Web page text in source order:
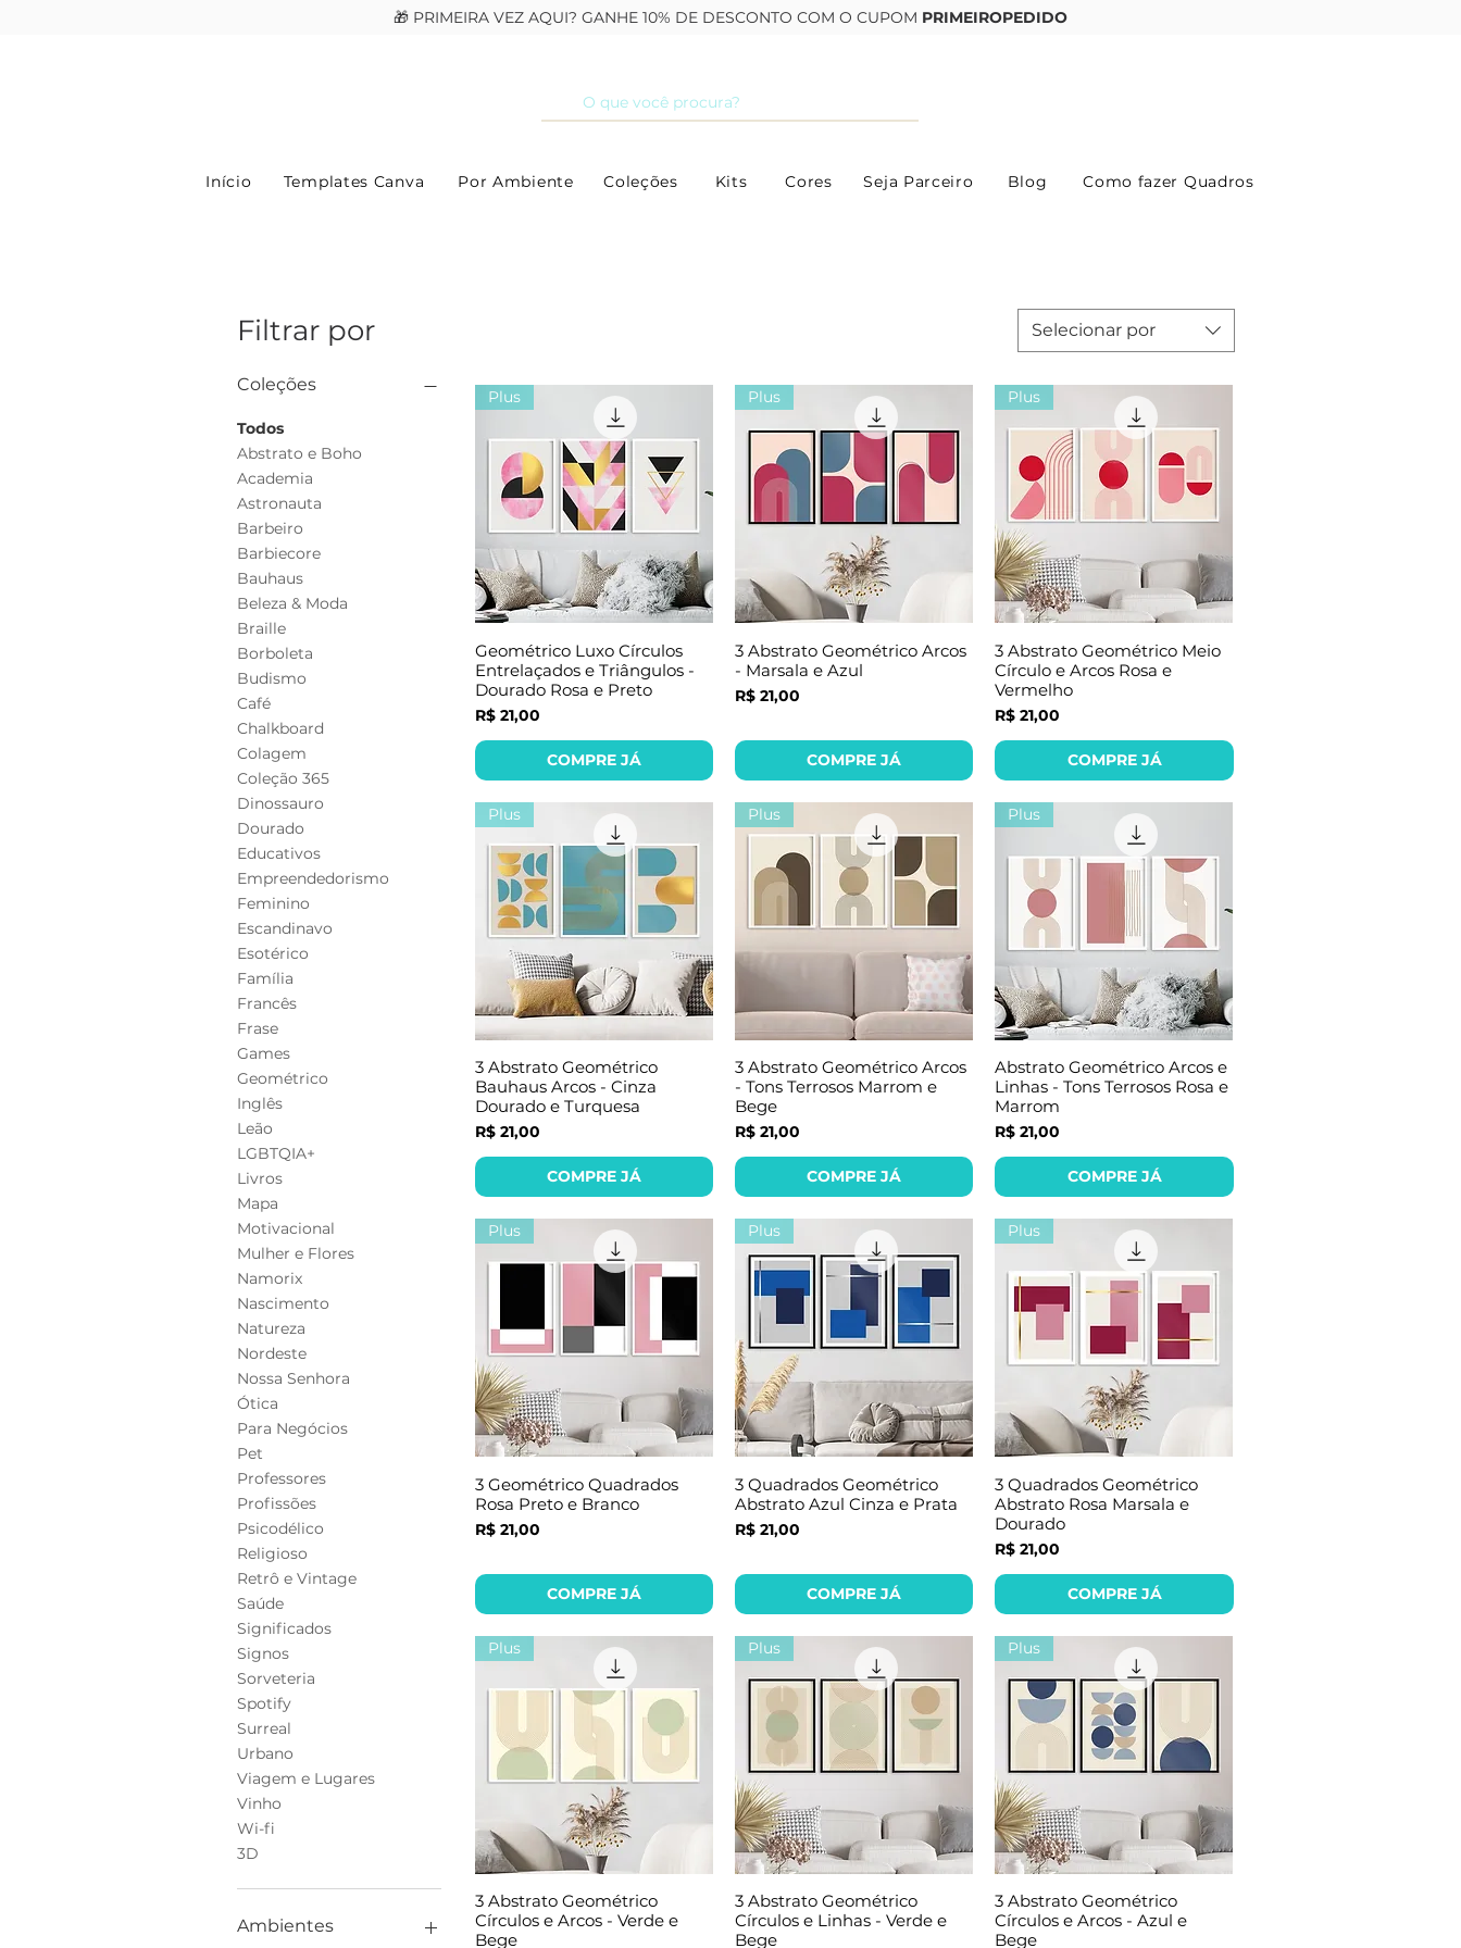
🎁 PRIMEIRA VEZ AQUI? GANHE 10% DE DESCONTO COM O CUPOM PRIMEIROPEDIDO
Início Templates Canva Por Ambiente Coleções Kits Cores Seja Parceiro Blog Como fazer Quadros
Filtrar por
Coleções
Todos
Abstrato e Boho
Academia
Astronauta
Barbeiro
Barbiecore
Bauhaus
Beleza & Moda
Braille
Borboleta
Budismo
Café
Chalkboard
Colagem
Coleção 365
Dinossauro
Dourado
Educativos
Empreendedorismo
Feminino
Escandinavo
Esotérico
Família
Francês
Frase
Games
Geométrico
Inglês
Leão
LGBTQIA+
Livros
Mapa
Motivacional
Mulher e Flores
Namorix
Nascimento
Natureza
Nordeste
Nossa Senhora
Ótica
Para Negócios
Pet
Professores
Profissões
Psicodélico
Religioso
Retrô e Vintage
Saúde
Significados
Signos
Sorveteria
Spotify
Surreal
Urbano
Viagem e Lugares
Vinho
Wi-fi
3D
Ambientes
Selecionar por
Plus
Geométrico Luxo Círculos
Entrelaçados e Triângulos -
Dourado Rosa e Preto
Preço
R$ 21,00
COMPRE JÁ
Plus
3 Abstrato Geométrico Arcos
- Marsala e Azul
Preço
R$ 21,00
COMPRE JÁ
Plus
3 Abstrato Geométrico Meio
Círculo e Arcos Rosa e
Vermelho
Preço
R$ 21,00
COMPRE JÁ
Plus
3 Abstrato Geométrico
Bauhaus Arcos - Cinza
Dourado e Turquesa
Preço
R$ 21,00
COMPRE JÁ
Plus
3 Abstrato Geométrico Arcos
- Tons Terrosos Marrom e
Bege
Preço
R$ 21,00
COMPRE JÁ
Plus
Abstrato Geométrico Arcos e
Linhas - Tons Terrosos Rosa e
Marrom
Preço
R$ 21,00
COMPRE JÁ
Plus
3 Geométrico Quadrados
Rosa Preto e Branco
Preço
R$ 21,00
COMPRE JÁ
Plus
3 Quadrados Geométrico
Abstrato Azul Cinza e Prata
Preço
R$ 21,00
COMPRE JÁ
Plus
3 Quadrados Geométrico
Abstrato Rosa Marsala e
Dourado
Preço
R$ 21,00
COMPRE JÁ
Plus
3 Abstrato Geométrico
Círculos e Arcos - Verde e
Bege
Plus
3 Abstrato Geométrico
Círculos e Linhas - Verde e
Bege
Plus
3 Abstrato Geométrico
Círculos e Arcos - Azul e
Bege